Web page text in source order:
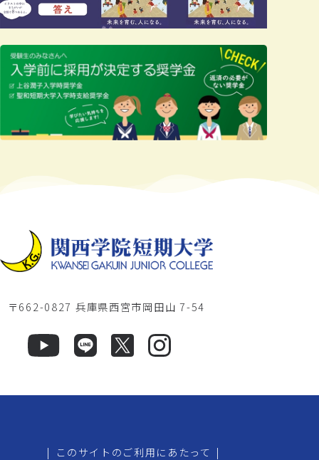
〒662-0827 兵庫県西宮市岡田山 7-54
| このサイトのご利用にあたって |